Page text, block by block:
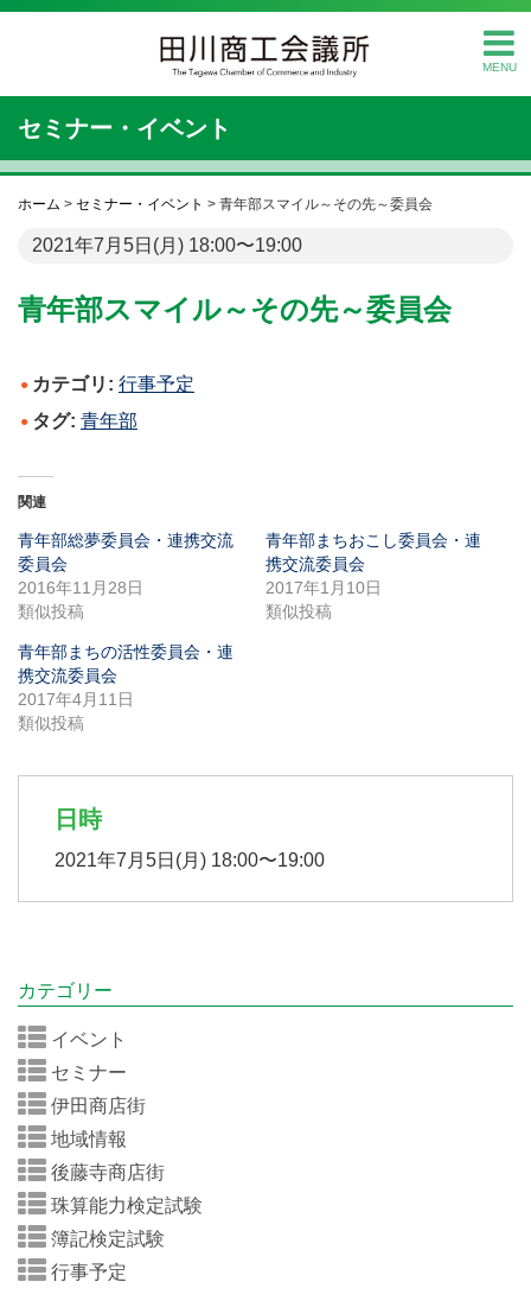
MENU
セミナー・イベント
ホーム > セミナー・イベント > 青年部スマイル～その先～委員会
2021年7月5日(月) 18:00〜19:00
青年部スマイル～その先～委員会
カテゴリ: 行事予定
タグ: 青年部
関連
青年部総夢委員会・連携交流
委員会
2016年11月28日
類似投稿
青年部まちおこし委員会・連
携交流委員会
2017年1月10日
類似投稿
青年部まちの活性委員会・連
携交流委員会
2017年4月11日
類似投稿
日時
2021年7月5日(月) 18:00〜19:00
カテゴリー
イベント
セミナー
伊田商店街
地域情報
後藤寺商店街
珠算能力検定試験
簿記検定試験
行事予定